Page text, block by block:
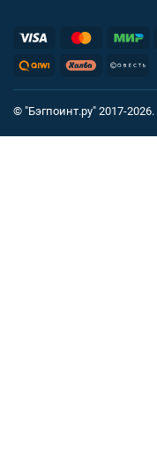
© "Бэгпоинт.ру" 2017-2026.